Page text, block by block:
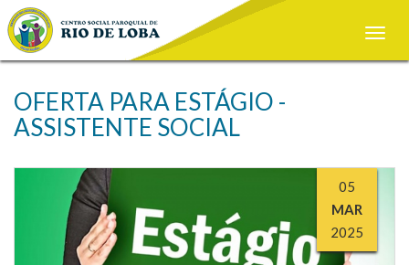
Toggle
OFERTA PARA ESTÁGIO -
ASSISTENTE SOCIAL
05
MAR
2025